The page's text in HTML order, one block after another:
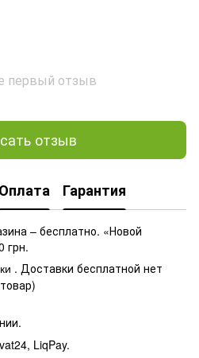
первый отзыв
отзыв
Оплата Гарантия
– бесплатно. «Новой
грн.
. Доставки бесплатной нет
LiqPay.